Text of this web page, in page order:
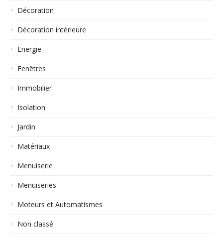
Décoration
Décoration intérieure
Energie
Fenêtres
Immobilier
Isolation
Jardin
Matériaux
Menuiserie
Menuiseries
Moteurs et Automatismes
Non classé